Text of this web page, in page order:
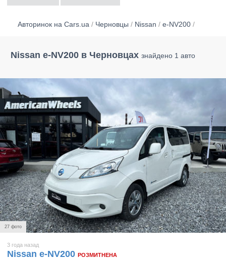
Авторинок на Cars.ua / Черновцы / Nissan / e-NV200 /
Nissan e-NV200 в Черновцах знайдено 1 авто
27 фото
3 года назад
Nissan e-NV200 РОЗМИТНЕНА